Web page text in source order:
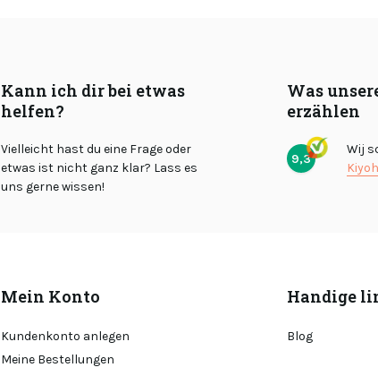
Kann ich dir bei etwas
helfen?
Vielleicht hast du eine Frage oder
etwas ist nicht ganz klar? Lass es
uns gerne wissen!
Was
erzählen
9,3
Wij
Mein Konto
Kundenkonto anlegen
Meine Bestellungen
Handige
Blog